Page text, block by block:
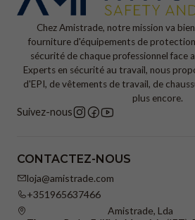
Chez Amistrade, notre mission va
fourniture d'équipements de
sécurité de chaque professionnel face
Experts en sécurité au travail, nous
d'EPI, de vêtements de travail, de
plus encore.
Suivez-nous
CONTACTEZ-NOUS
loja@amistrade.com
+351965637466
Amistrade, Lda